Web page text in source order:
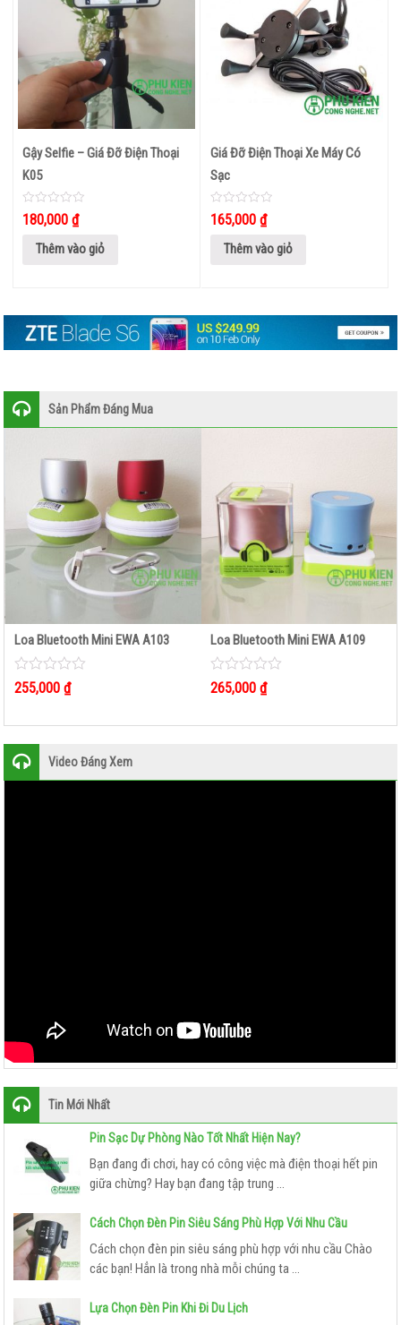
BOX ANDROID TIVI
PHỤ
KIỆN
KHÁC
Gậy Selfie – Giá Đỡ Điện Thoại
K05
0
out
180,000₫
Thêm vào giỏ
Giá Đỡ Điện Thoại Xe Máy Có
Sạc
0
out
165,000 ₫
Thêm vào giỏ
Sản Phẩm Đáng Mua
Loa Bluetooth Mini EWA A103
0
out
5
255,000₫
Loa Bluetooth Mini EWA A109
0
out
5
265,000 ₫
Video Đáng Xem
Tin Mới Nhất
Pin Sạc Dự Phòng Nào Tốt Nhất Hiện Nay?
Bạn đang đi chơi, hay có công việc mà điện thoại hết pin
giữa chừng? Hay bạn đang tập trung ...
Cách Chọn Đèn Pin Siêu Sáng Phù Hợp Với Nhu Cầu
Cách chọn đèn pin siêu sáng phù hợp với nhu cầu Chào
các bạn! Hẳn là trong nhà mỗi chúng ta ...
Lựa Chọn Đèn Pin Khi Đi Du Lịch